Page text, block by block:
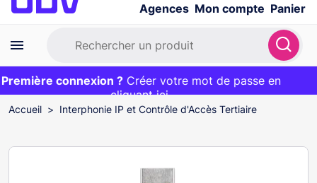
Agences Mon compte Panier
Première commande ?20€ OFFERT sur votre panier
et livraison 24/48h gratuite avec le codeBIENVENUE
connexion ? Créer votre mot de passe en
cliquant ici
EXCLU WEB :
Accueil Interphonie IP et Contrôle d'Accès Tertiaire